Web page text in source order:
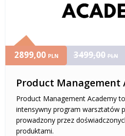
Product Management
Product Management Academy
intensywny program warsztatów
prowadzony przez
produktami.
2899,00 PLN 3499,00 PLN